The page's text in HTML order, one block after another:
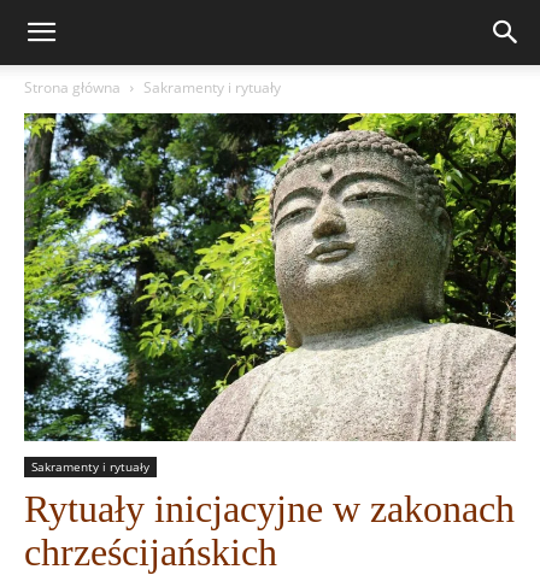
Strona główna Sakramenty i rytuały
Sakramenty i rytuały
Rytuały inicjacyjne w zakonach
chrześcijańskich